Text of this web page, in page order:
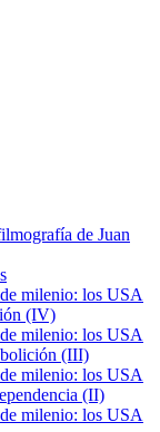
de Juan
milenio: los USA
(IV)
milenio: los USA
(III)
milenio: los USA
(II)
milenio: los USA